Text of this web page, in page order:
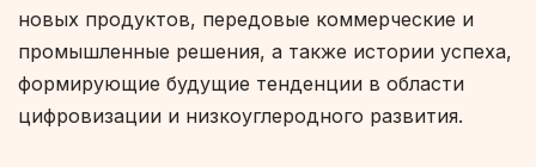
новых продуктов, передовые коммерческие и
промышленные решения, а также истории успеха,
формирующие будущие тенденции в области
цифровизации и низкоуглеродного развития.